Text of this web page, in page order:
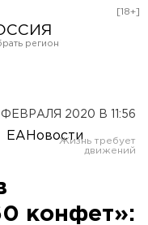
[18+]
ФЕВРАЛЯ 2020 В 11:56
ЕАНовости
конфет»: